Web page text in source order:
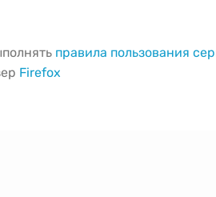
правила пользования
Firefox